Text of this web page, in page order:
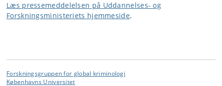
Læs pressemeddelelsen på Uddannelses- og
Forskningsministeriets hjemmeside.
Forskningsgruppen for global kriminologi
Københavns Universitet